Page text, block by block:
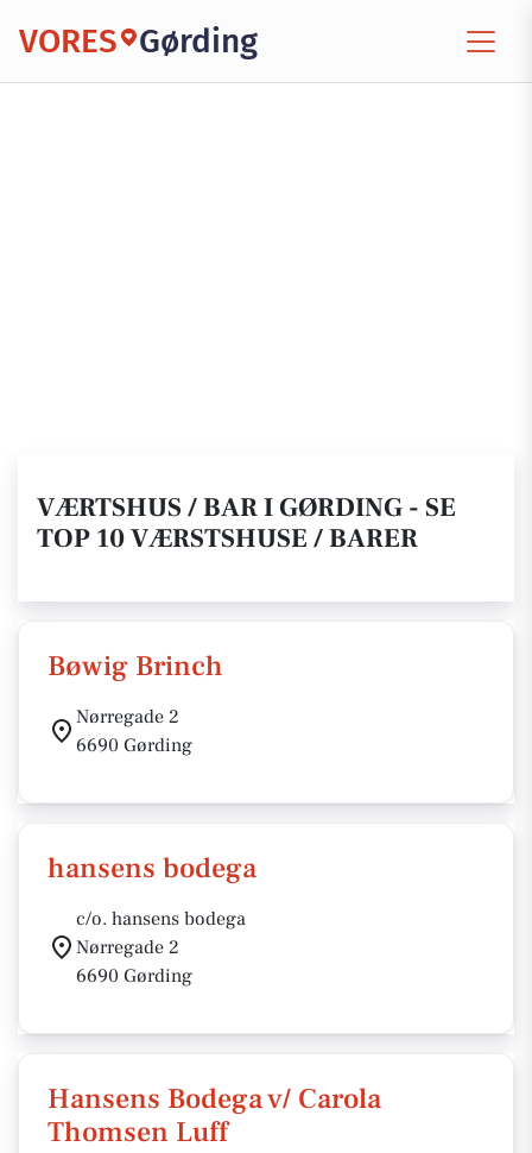
VORES Gørding
VÆRTSHUS / BAR I GØRDING - SE
TOP 10 VÆRSTSHUSE / BARER
Bøwig Brinch
Nørregade 2
6690 Gørding
hansens bodega
c/o. hansens bodega
Nørregade 2
6690 Gørding
Hansens Bodega v/ Carola
Thomsen Luff